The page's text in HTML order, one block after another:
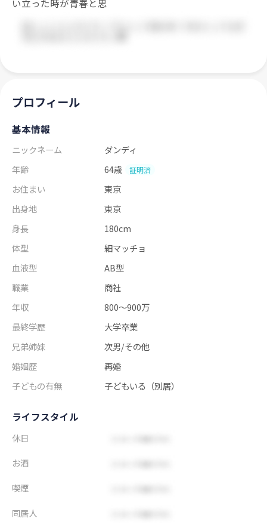
い立った時が青春と思
プロフィール
基本情報
ニックネーム
ダンディ
年齢
64歳 証明済
お住まい
東京
出身地
東京
身長
180cm
体型
細マッチョ
血液型
AB型
職業
商社
年収
800～900万
最終学歴
大学卒業
兄弟姉妹
次男/その他
婚姻歴
再婚
子どもの有無
子どもいる（別居）
ライフスタイル
休日
お酒
喫煙
同居人